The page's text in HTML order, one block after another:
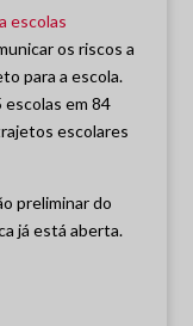
escolas
os riscos a
para a escola.
escolas em 84
escolares
preliminar do
já está aberta.